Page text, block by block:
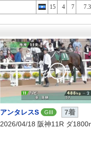
15 4 7 7.3
アンタレスS GIII
7着
2026/04/18 阪神11R ダ